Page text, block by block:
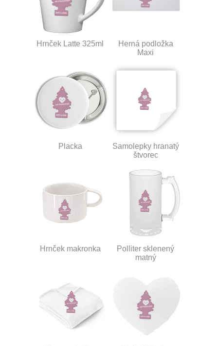
Hrnček Latte 325ml
Herná podložka
Maxi
Placka
Samolepky hranatý
štvorec
Hrnček makronka
Polliter sklenený
matný